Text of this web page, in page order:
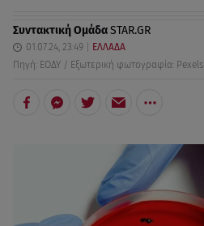
Συντακτική ΟμάδαSTAR.GR
01.07.24, 23:49
ΕΛΛΑΔΑ
Πηγή: ΕΟΔΥ / Εξωτερική φωτογραφία: Pexels